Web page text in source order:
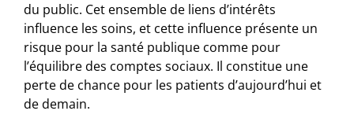
du public. Cet ensemble de liens d’intérêts
influence les soins, et cette influence présente un
risque pour la santé publique comme pour
l’équilibre des comptes sociaux. Il constitue une
perte de chance pour les patients d’aujourd’hui et
de demain.